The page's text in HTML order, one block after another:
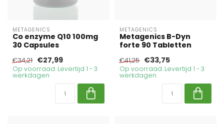
METAGENICS
Co enzyme Q10 100mg
30 Capsules
€34,21 €27,99
Op voorraad. Levertijd 1 - 3
werkdagen
METAGENICS
Metagenics B-Dyn
forte 90 Tabletten
€41,25 €33,75
Op voorraad. Levertijd 1 - 3
werkdagen